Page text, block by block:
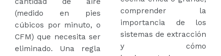
(medido en pies
cúbicos por minuto, o
CFM) que necesita ser
eliminado. Una regla
comprender la
importancia de los
sistemas de extracción
y cómo